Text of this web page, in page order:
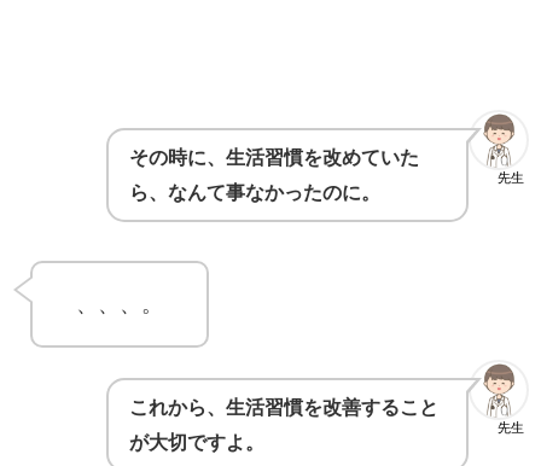
先生
その時に、生活習慣を改めていた
ら、なんて事なかったのに。
先生
これから、生活習慣を改善すること
が大切ですよ。